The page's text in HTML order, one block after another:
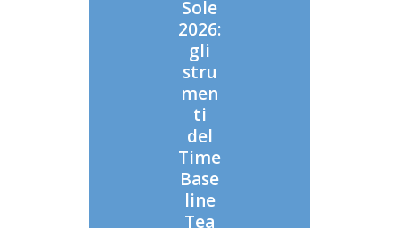
Sole
2026:
gli
stru
men
ti
del
Time
Base
line
Tea